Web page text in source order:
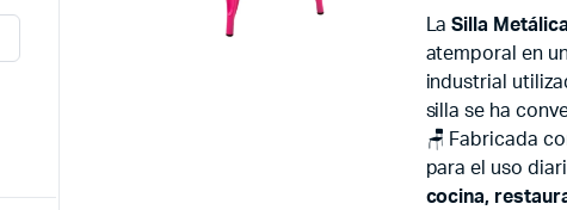
LaSilla
atemporal en
industrial
silla se ha
🪑 Fabricada
para el uso
cocina,